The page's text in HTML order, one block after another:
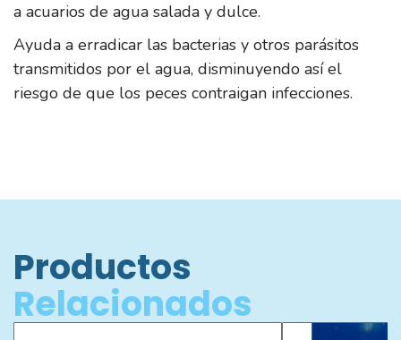
a acuarios de agua salada y dulce.
Ayuda a erradicar las bacterias y otros parásitos
transmitidos por el agua, disminuyendo así el
riesgo de que los peces contraigan infecciones.
Productos
Relacionados